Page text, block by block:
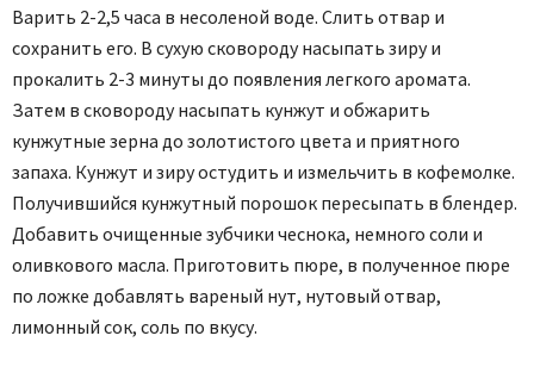
Варить 2-2,5 часа в несоленой воде. Слить отвар и
сохранить его. В сухую сковороду насыпать зиру и
прокалить 2-3 минуты до появления легкого аромата.
Затем в сковороду насыпать кунжут и обжарить
кунжутные зерна до золотистого цвета и приятного
запаха. Кунжут и зиру остудить и измельчить в кофемолке.
Получившийся кунжутный порошок пересыпать в блендер.
Добавить очищенные зубчики чеснока, немного соли и
оливкового масла. Приготовить пюре, в полученное пюре
по ложке добавлять вареный нут, нутовый отвар,
лимонный сок, соль по вкусу.